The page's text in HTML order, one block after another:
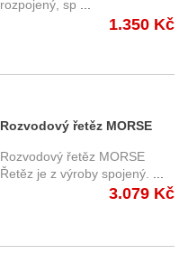
rozpojený, sp
1.350 Kč
Rozvodový řetěz MORSE
Rozvodový řetěz MORSE
Řetěz je z výroby spojený.
3.079 Kč